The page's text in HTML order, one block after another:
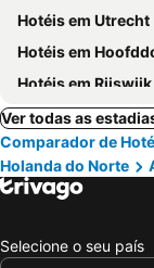
Hotéis em Utrecht
Hotéis em
Hotéis em Rijswijk
Ver todas as
Comparador de
Holanda do Norte
Selecione o seu país